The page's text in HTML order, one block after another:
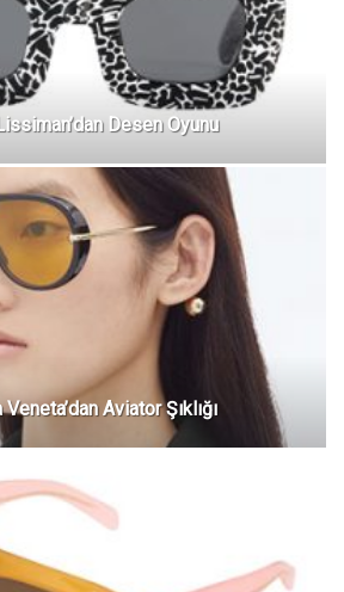
Desen Oyunu
Aviator Şıklığı